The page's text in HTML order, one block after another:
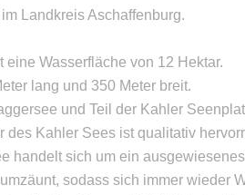
Landkreis Aschaffenburg.
eine Wasserfläche von 12 Hektar.
lang und 350 Meter breit.
und Teil der Kahler
des Kahler Sees ist qualitativ
handelt sich um ein
sodass sich immer wieder